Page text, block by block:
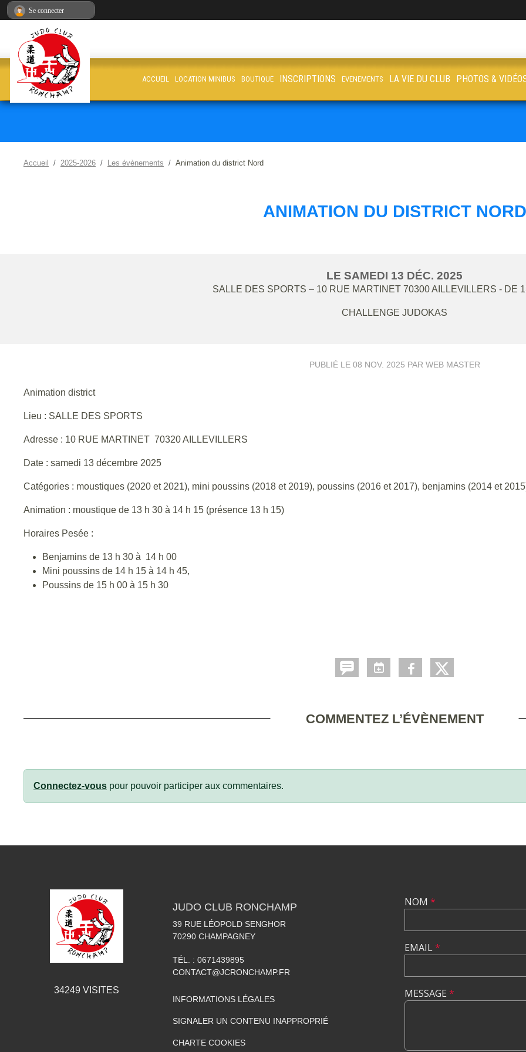
Accueil 2025-2026 Les évènements Animation du district Nord
ANIMATION DU DISTRICT NORD
LE SAMEDI 13 DÉC. 2025
SALLE DES SPORTS – 10 RUE MARTINET 70300 AILLEVILLERS - DE
CHALLENGE JUDOKAS
PUBLIÉ LE 08 NOV. 2025 PAR WEB MASTER
Animation district
Lieu : SALLE DES SPORTS
Adresse : 10 RUE MARTINET 70320 AILLEVILLERS
Date : samedi 13 décembre 2025
Catégories : moustiques (2020 et 2021), mini poussins (2018 et 2019), poussins (2016 et 2017), benjamins (2014 et
Animation : moustique de 13 h 30 à 14 h 15 (présence 13 h 15)
Horaires Pesée :
Benjamins de 13 h 30 à 14 h 00
Mini poussins de 14 h 15 à 14 h 45,
Poussins de 15 h 00 à 15 h 30
COMMENTEZ L’ÉVÈNEMENT
Connectez-vous pour pouvoir participer aux commentaires.
ACCUEIL LOCATION MINIBUS BOUTIQUE INSCRIPTIONS EVENEMENTS LA VIE DU CLUB PHOTOS &
34249 VISITES
JUDO CLUB RONCHAMP
39 RUE LÉOPOLD SENGHOR
70290 CHAMPAGNEY
TÉL. : 0671439895
CONTACT@JCRONCHAMP.FR
INFORMATIONS LÉGALES
SIGNALER UN CONTENU INAPPROPRIÉ
CHARTE COOKIES
NOM *
EMAIL*
MESSAGE *
Se connecter
Panneau de gestion des cookies